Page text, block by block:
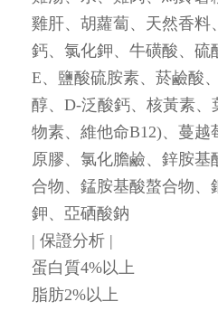
雞肝、胡蘿蔔、天然香料
鈣、氯化鉀、牛磺酸、硫
E、鹽酸硫胺素、菸鹼酸
醇、D-泛酸鈣、核黃素、
物素、維他命B12)、蔓
原膠、氯化膽鹼、鋅胺基
合物、錳胺基酸螯合物、
鉀、亞硒酸鈉
| 保證分析 |
蛋白質4%以上
脂肪2%以上